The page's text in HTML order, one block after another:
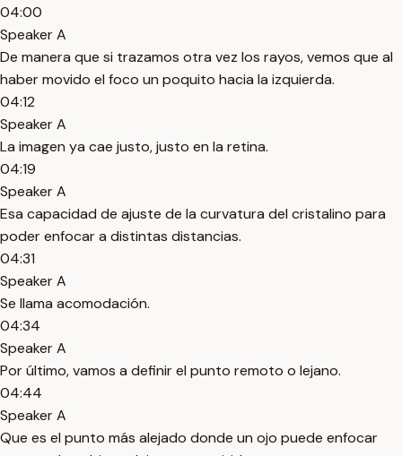
04:00
Speaker A
De manera que si trazamos otra vez los rayos, vemos que al
haber movido el foco un poquito hacia la izquierda.
04:12
Speaker A
La imagen ya cae justo, justo en la retina.
04:19
Speaker A
Esa capacidad de ajuste de la curvatura del cristalino para
poder enfocar a distintas distancias.
04:31
Speaker A
Se llama acomodación.
04:34
Speaker A
Por último, vamos a definir el punto remoto o lejano.
04:44
Speaker A
Que es el punto más alejado donde un ojo puede enfocar